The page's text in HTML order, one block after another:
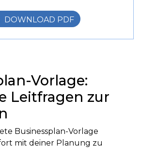
DOWNLOAD PDF
Vorlage:
Leitfragen zur
Businessplan-Vorlage
mit deiner Planung zu